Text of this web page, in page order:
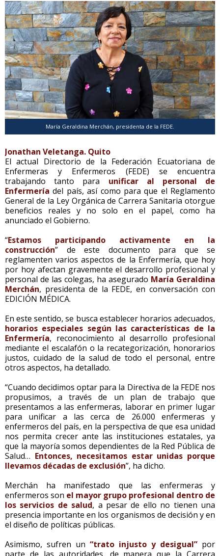
María Geraldina Merchán, presidenta de la FEDE.
Jonathan Veletanga. Quito
El actual Directorio de la Federación Ecuatoriana de
Enfermeras y Enfermeros (FEDE) se encuentra
trabajando tanto para unificar al personal de
Enfermería del país, así como para que el Reglamento
General de la Ley Orgánica de Carrera Sanitaria otorgue
beneficios reales y no solo en el papel, como ha
anunciado el Gobierno.
“Estamos participando activamente en la
construcción” de este documento para que se
reglamenten varios aspectos de la Enfermería, que hoy
por hoy afectan gravemente el desarrollo profesional y
personal de las colegas, ha asegurado María Geraldina
Merchán, presidenta de la FEDE, en conversación con
EDICIÓN MÉDICA.
En este sentido, se busca establecer horarios adecuados,
horarios especiales según las características de la
Enfermería, reconocimiento al desarrollo profesional
mediante el escalafón o la recategorización, honorarios
justos, cuidado de la salud de todo el personal, entre
otros aspectos, ha detallado.
“Cuando decidimos optar para la Directiva de la FEDE nos
propusimos, a través de un plan de trabajo que
presentamos a las enfermeras, laborar en primer lugar
para unificar a las cerca de 26.000 enfermeras y
enfermeros del país, en la perspectiva de que esa unidad
nos permita crecer ante las instituciones estatales, ya
que la mayoría somos dependientes de la Red Pública de
Salud… Entonces, necesitamos estar unidas porque
llevamos décadas de exclusión”, ha dicho.
Merchán ha manifestado que las enfermeras y
enfermeros son el mayor grupo profesional dentro de
los servicios de salud, a pesar de ello no tienen una
presencia importante en los organismos de decisión y en
el diseño de políticas públicas.
Asimismo, sufren un “trato injusto y desigual” por